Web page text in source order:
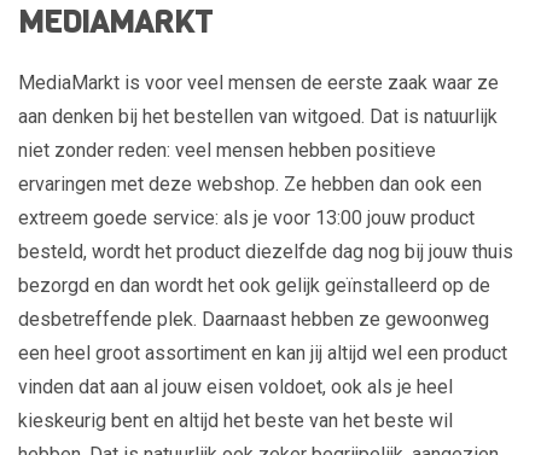
MEDIAMARKT
MediaMarkt is voor veel mensen de eerste zaak waar ze
aan denken bij het bestellen van witgoed. Dat is natuurlijk
niet zonder reden: veel mensen hebben positieve
ervaringen met deze webshop. Ze hebben dan ook een
extreem goede service: als je voor 13:00 jouw product
besteld, wordt het product diezelfde dag nog bij jouw thuis
bezorgd en dan wordt het ook gelijk geïnstalleerd op de
desbetreffende plek. Daarnaast hebben ze gewoonweg
een heel groot assortiment en kan jij altijd wel een product
vinden dat aan al jouw eisen voldoet, ook als je heel
kieskeurig bent en altijd het beste van het beste wil